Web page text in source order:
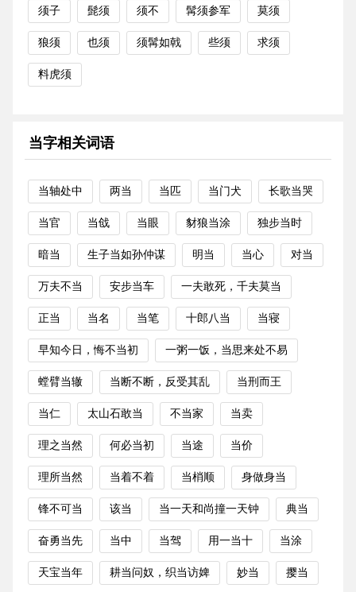
须子 髭须 须不 髯须参军 莫须
狼须 也须 须髯如戟 些须 求须
料虎须
当字相关词语
当轴处中 两当 当匹 当门犬 长歌当哭
当官 当戗 当眼 豺狼当涂 独步当时
暗当 生子当如孙仲谋 明当 当心 对当
万夫不当 安步当车 一夫敢死，千夫莫当
正当 当名 当笔 十郎八当 当寝
早知今日，悔不当初 一粥一饭，当思来处不易
螳臂当辙 当断不断，反受其乱 当刑而王
当仁 太山石敢当 不当家 当卖
理之当然 何必当初 当途 当价
理所当然 当着不着 当梢顺 身做身当
锋不可当 该当 当一天和尚撞一天钟 典当
奋勇当先 当中 当驾 用一当十 当涂
天宝当年 耕当问奴，织当访婢 妙当 撄当